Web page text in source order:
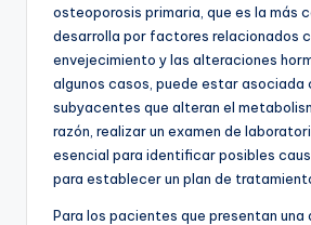
osteoporosis primaria, que es la más
desarrolla por factores relacionados
envejecimiento y las alteraciones
algunos casos, puede estar asociada
subyacentes que alteran el
razón, realizar un examen de
esencial para identificar posibles
para establecer un plan de
Para los pacientes que presentan